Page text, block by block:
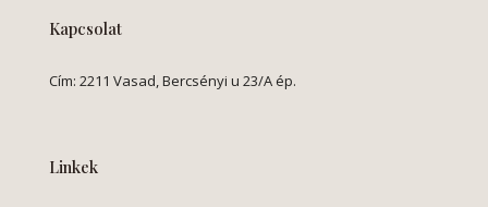
Kapcsolat
Cím: 2211 Vasad, Bercsényi u 23/A ép.
Linkek